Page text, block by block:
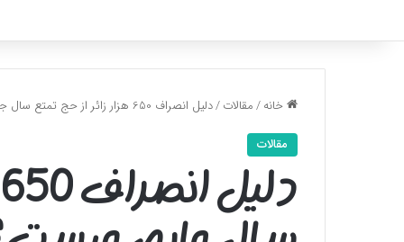
خانه/مقالات/دلیل انصراف 650 هزار زائر از حج تمتع سال جاری چیست؟+جدول
مقالات